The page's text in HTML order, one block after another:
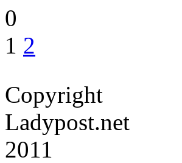
0
1 2
Copyright
Ladypost.net
2011